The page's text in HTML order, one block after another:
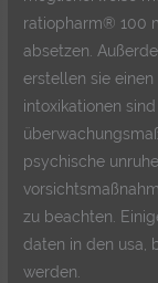
ratiopharm® 100
absetzen.
erstellen sie
intoxikationen
psychische
zu beachten.
daten in den usa,
werden.